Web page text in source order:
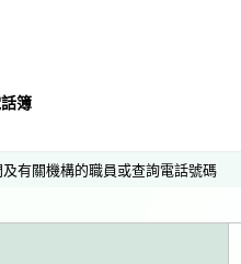
簿
有關機構的職員或查詢電話號碼